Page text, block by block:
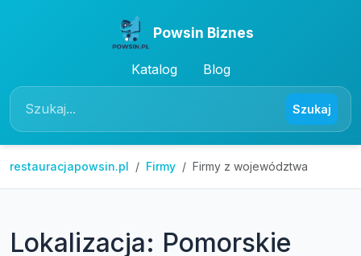
Powsin Biznes
Katalog Blog
Szukaj
restauracjapowsin.pl Firmy Firmy z województwa
Lokalizacja: Pomorskie